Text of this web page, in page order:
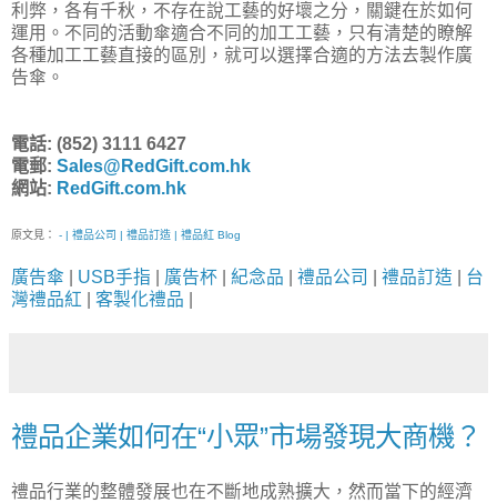
利弊，各有千秋，不存在說工藝的好壞之分，關鍵在於如何
運用。不同的活動傘適合不同的加工工藝，只有清楚的瞭解
各種加工工藝直接的區別，就可以選擇合適的方法去製作廣
告傘。
電話: (852) 3111 6427
電郵: Sales@RedGift.com.hk
網站: RedGift.com.hk
原文見： - | 禮品公司 | 禮品訂造 | 禮品紅 Blog
廣告傘 USB手指 廣告杯 紀念品 禮品公司 禮品訂造
台
灣禮品紅
客製化禮品
禮品企業如何在“小眾”市場發現大商機？
禮品行業的整體發展也在不斷地成熟擴大，然而當下的經濟